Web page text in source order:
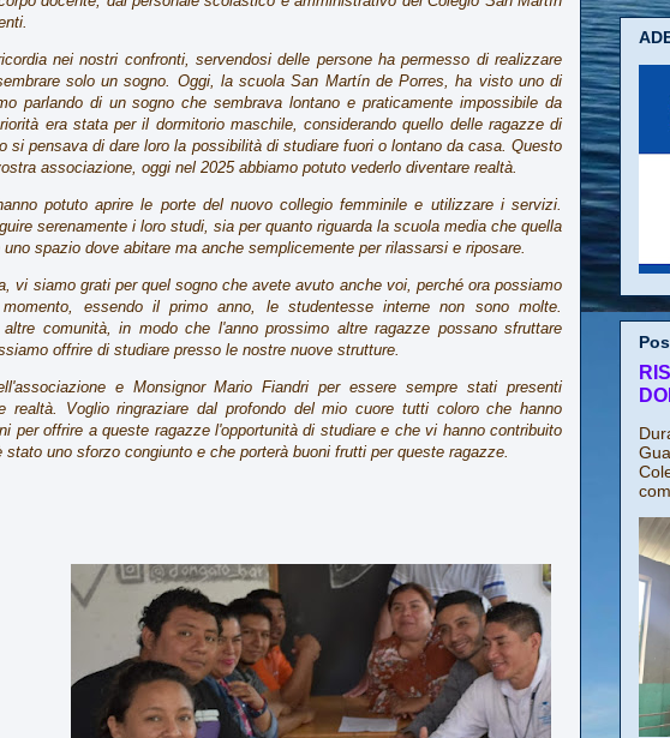
nei nostri confronti, servendosi delle persone ha permesso di realizzare
solo un sogno. Oggi, la scuola San Martín de Porres, ha visto uno di
parlando di un sogno che sembrava lontano e praticamente impossibile da
era stata per il dormitorio maschile, considerando quello delle ragazze di
si pensava di dare loro la possibilità di studiare fuori o lontano da casa. Questo
associazione, oggi nel 2025 abbiamo potuto vederlo diventare realtà.
potuto aprire le porte del nuovo collegio femminile e utilizzare i servizi.
serenamente i loro studi, sia per quanto riguarda la scuola media che quella
spazio dove abitare ma anche semplicemente per rilassarsi e riposare.
vi siamo grati per quel sogno che avete avuto anche voi, perché ora possiamo
essendo il primo anno, le studentesse interne non sono molte.
comunità, in modo che l'anno prossimo altre ragazze possano sfruttare
offrire di studiare presso le nostre nuove strutture.
e Monsignor Mario Fiandri per essere sempre stati presenti
realtà. Voglio ringraziare dal profondo del mio cuore tutti coloro che hanno
per offrire a queste ragazze l'opportunità di studiare e che vi hanno contribuito
uno sforzo congiunto e che porterà buoni frutti per queste ragazze.